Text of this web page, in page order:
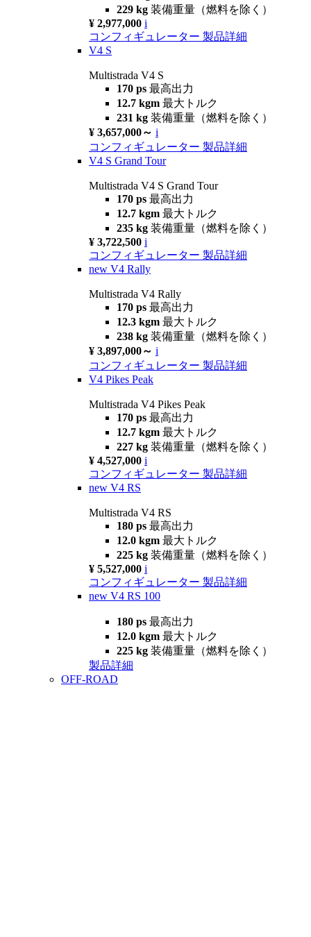
229 kg 装備重量（燃料を除く）
¥ 2,977,000 i
コンフィギュレーター 製品詳細
V4 S
Multistrada V4 S
170 ps 最高出力
12.7 kgm 最大トルク
231 kg 装備重量（燃料を除く）
¥ 3,657,000～ i
コンフィギュレーター 製品詳細
V4 S Grand Tour
Multistrada V4 S Grand Tour
170 ps 最高出力
12.7 kgm 最大トルク
235 kg 装備重量（燃料を除く）
¥ 3,722,500 i
コンフィギュレーター 製品詳細
new V4 Rally
Multistrada V4 Rally
170 ps 最高出力
12.3 kgm 最大トルク
238 kg 装備重量（燃料を除く）
¥ 3,897,000～ i
コンフィギュレーター 製品詳細
V4 Pikes Peak
Multistrada V4 Pikes Peak
170 ps 最高出力
12.7 kgm 最大トルク
227 kg 装備重量（燃料を除く）
¥ 4,527,000 i
コンフィギュレーター 製品詳細
new V4 RS
Multistrada V4 RS
180 ps 最高出力
12.0 kgm 最大トルク
225 kg 装備重量（燃料を除く）
¥ 5,527,000 i
コンフィギュレーター 製品詳細
new V4 RS 100
180 ps 最高出力
12.0 kgm 最大トルク
225 kg 装備重量（燃料を除く）
製品詳細
OFF-ROAD